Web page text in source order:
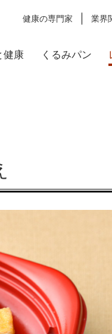
健康の専門家 業界
健康 くるみパン